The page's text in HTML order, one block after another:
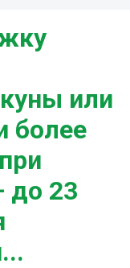
или
более
до 23